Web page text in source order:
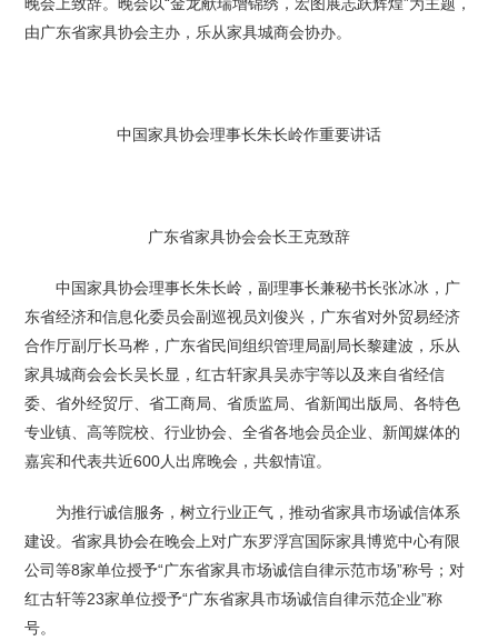
由广东省家具协会主办，乐从家具城商会协办。
中国家具协会理事长朱长岭作重要讲话
广东省家具协会会长王克致辞
中国家具协会理事长朱长岭，副理事长兼秘书长张冰冰，广
东省经济和信息化委员会副巡视员刘俊兴，广东省对外贸易经济
合作厅副厅长马桦，广东省民间组织管理局副局长黎建波，乐从
家具城商会会长吴长显，红古轩家具吴赤宇等以及来自省经信
委、省外经贸厅、省工商局、省质监局、省新闻出版局、各特色
专业镇、高等院校、行业协会、全省各地会员企业、新闻媒体的
嘉宾和代表共近600人出席晚会，共叙情谊。
为推行诚信服务，树立行业正气，推动省家具市场诚信体系
建设。省家具协会在晚会上对广东罗浮宫国际家具博览中心有限
公司等8家单位授予“广东省家具市场诚信自律示范市场”称号；对
红古轩等23家单位授予“广东省家具市场诚信自律示范企业”称
号。